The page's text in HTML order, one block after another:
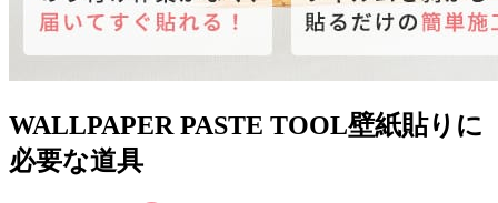
WALLPAPER PASTE TOOL壁紙貼りに
必要な道具